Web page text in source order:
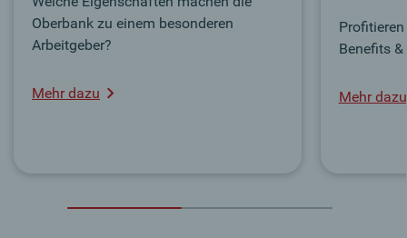
Oberbank zu einem besonderen
Arbeitgeber?
Mehr dazu
Benefits
Mehr dazu